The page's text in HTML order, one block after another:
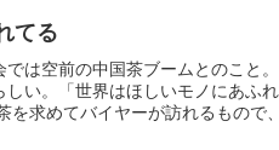
てる
は空前の中国茶ブームとのこと
い。「世界はほしいモノにあふ
を求めてバイヤーが訪れるもので